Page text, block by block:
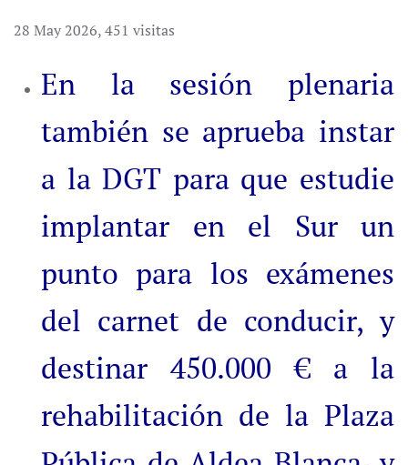
28 May 2026,451 visitas
En la sesión plenaria
también se aprueba instar
a la DGT para que estudie
implantar en el Sur un
punto para los exámenes
del carnet de conducir, y
destinar 450.000 € a la
rehabilitación de la Plaza